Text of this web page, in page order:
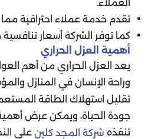
العملاء.
تقدم خدمة عملاء احترافية
كما توفر الشركة أسعار تنافسية
أهمية العزل الحراري
يعد العزل الحراري من أهم
وراحة الإنسان في المنازل
تقليل استهلاك الطاقة
جودة الحياة، ويمكن عرض
تنفذه شركة المجد كلين على